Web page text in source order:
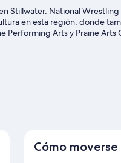
Stillwater. National
en esta región, donde
Performing Arts y Prairie
Cómo